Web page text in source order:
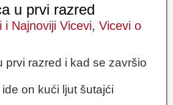
u prvi razred
i Najnoviji Vicevi, Vicevi o
prvi razred i kad se završio
on kući ljut šutajći